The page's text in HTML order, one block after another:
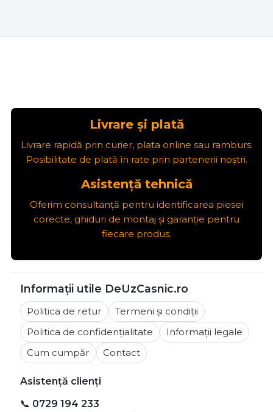
Livrare și plată
Livrare rapidă prin curier, plata online sau ramburs.
Posibilitate de plată în rate prin partenerii noștri.
Asistență tehnică
Oferim consultanță pentru identificarea piesei
corecte, ghiduri de montaj și garanție pentru
fiecare produs.
Informații utile DeUzCasnic.ro
Politica de retur
Termeni și condiții
Politica de confidențialitate
Informații legale
Cum cumpăr
Contact
Asistență clienți
📞 0729 194 233